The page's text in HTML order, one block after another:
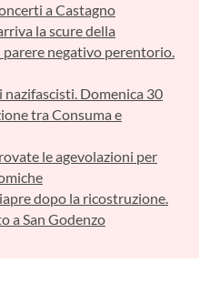
a Castagno
la scure della
parere negativo perentorio.
nazifascisti. Domenica 30
tra Consuma e
le agevolazioni per
dopo la ricostruzione.
a San Godenzo